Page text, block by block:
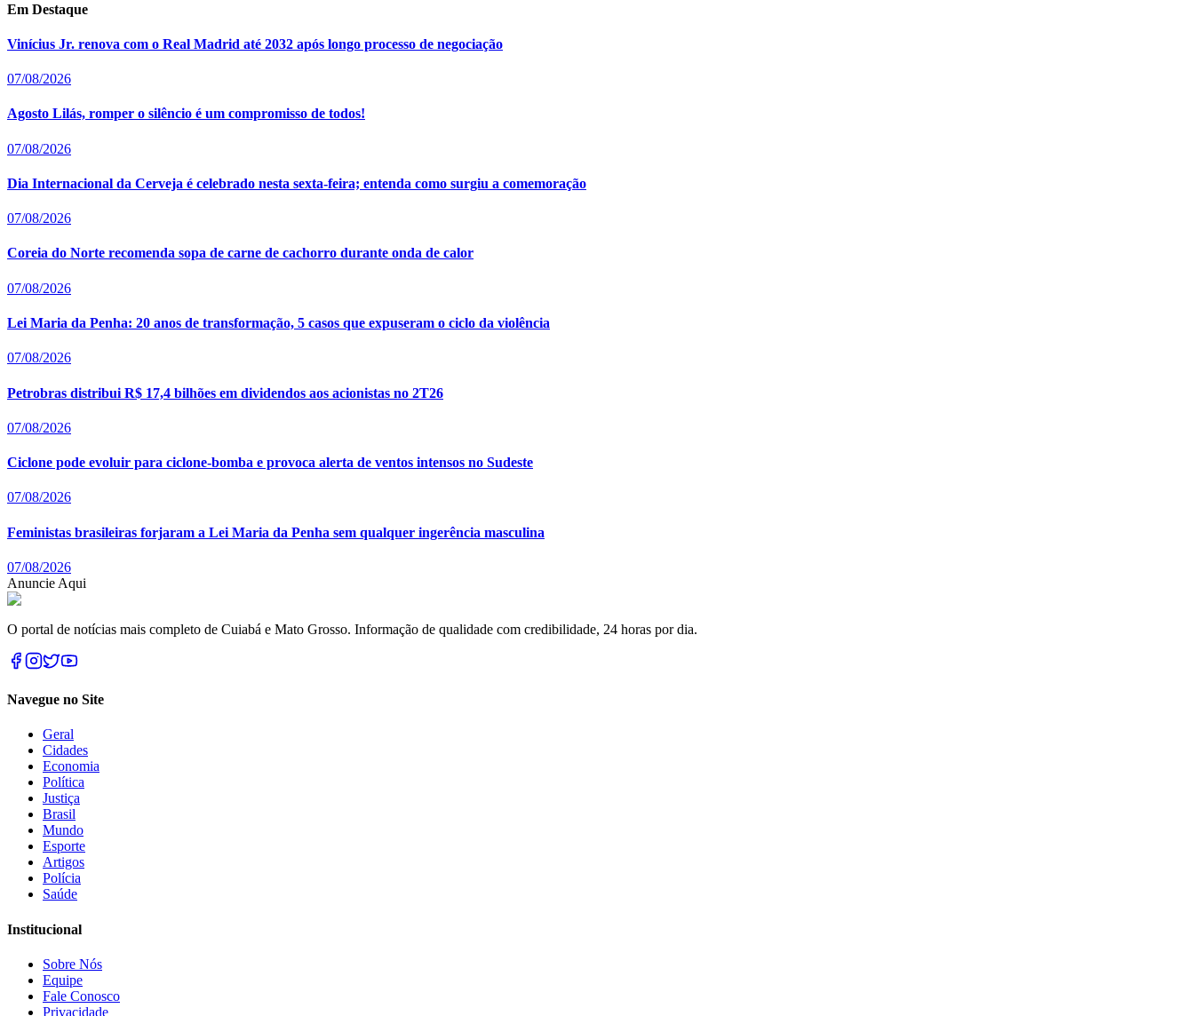
Em Destaque
Vinícius Jr. renova com o Real Madrid até 2032 após longo processo de negociação
07/08/2026
Agosto Lilás, romper o silêncio é um compromisso de todos!
07/08/2026
Dia Internacional da Cerveja é celebrado nesta sexta-feira; entenda como surgiu a comemoração
07/08/2026
Coreia do Norte recomenda sopa de carne de cachorro durante onda de calor
07/08/2026
Lei Maria da Penha: 20 anos de transformação, 5 casos que expuseram o ciclo da violência
07/08/2026
Petrobras distribui R$ 17,4 bilhões em dividendos aos acionistas no 2T26
07/08/2026
Ciclone pode evoluir para ciclone-bomba e provoca alerta de ventos intensos no Sudeste
07/08/2026
Feministas brasileiras forjaram a Lei Maria da Penha sem qualquer ingerência masculina
07/08/2026
Anuncie Aqui
O portal de notícias mais completo de Cuiabá e Mato Grosso. Informação de qualidade com credibilidade, 24 horas por dia.
Navegue no Site
Geral
Cidades
Economia
Política
Justiça
Brasil
Mundo
Esporte
Artigos
Polícia
Saúde
Institucional
Sobre Nós
Equipe
Fale Conosco
Privacidade